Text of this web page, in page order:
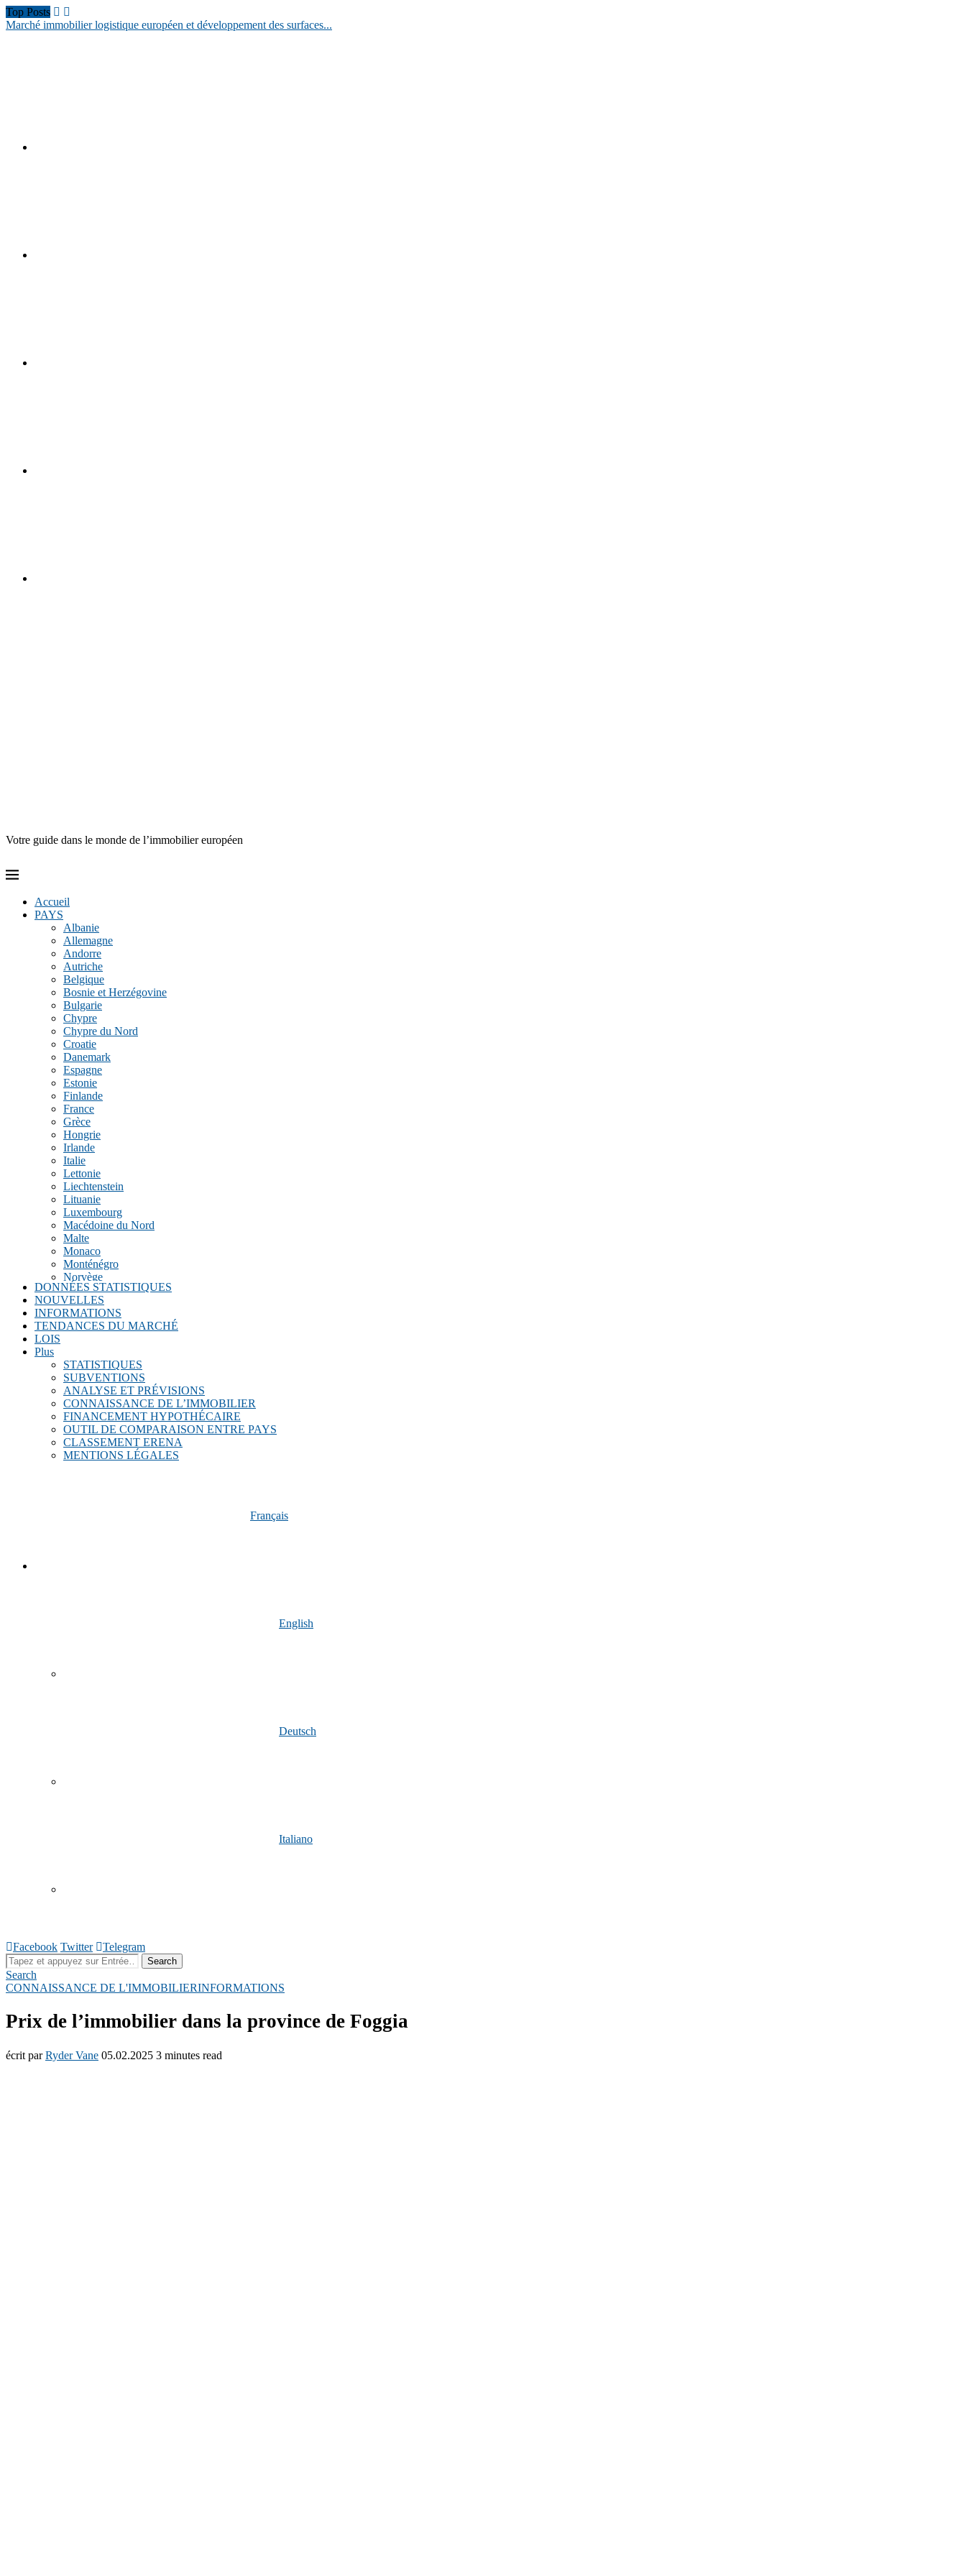
Top Posts
Marché immobilier logistique européen et développement des surfaces...
Votre guide dans le monde de l’immobilier européen
Accueil
PAYS
Albanie
Allemagne
Andorre
Autriche
Belgique
Bosnie et Herzégovine
Bulgarie
Chypre
Chypre du Nord
Croatie
Danemark
Espagne
Estonie
Finlande
France
Grèce
Hongrie
Irlande
Italie
Lettonie
Liechtenstein
Lituanie
Luxembourg
Macédoine du Nord
Malte
Monaco
Monténégro
Norvège
Pays-Bas
Pologne
Portugal
Roumanie
Slovaquie
Slovénie
Suisse
Suède
Turquie
Écosse
DONNÉES STATISTIQUES
NOUVELLES
INFORMATIONS
TENDANCES DU MARCHÉ
LOIS
Plus
STATISTIQUES
SUBVENTIONS
ANALYSE ET PRÉVISIONS
CONNAISSANCE DE L’IMMOBILIER
FINANCEMENT HYPOTHÉCAIRE
OUTIL DE COMPARAISON ENTRE PAYS
CLASSEMENT ERENA
MENTIONS LÉGALES
Français
English
Deutsch
Italiano
Facebook Twitter Telegram
Search
Search
CONNAISSANCE DE L'IMMOBILIERINFORMATIONS
Prix de l’immobilier dans la province de Foggia
écrit parRyder Vane 05.02.2025 3 minutes read